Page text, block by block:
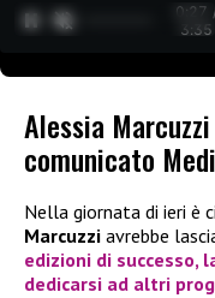
0:27
3:35
Alessia
comunicato
Nella giornata di ieri è
Marcuzzi avrebbe
edizioni di successo,
dedicarsi ad altri